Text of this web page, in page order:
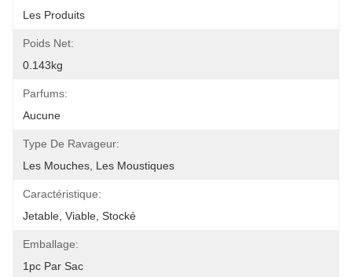
Les Produits
Poids Net:
0.143kg
Parfums:
Aucune
Type De Ravageur:
Les Mouches, Les Moustiques
Caractéristique:
Jetable, Viable, Stocké
Emballage:
1pc Par Sac